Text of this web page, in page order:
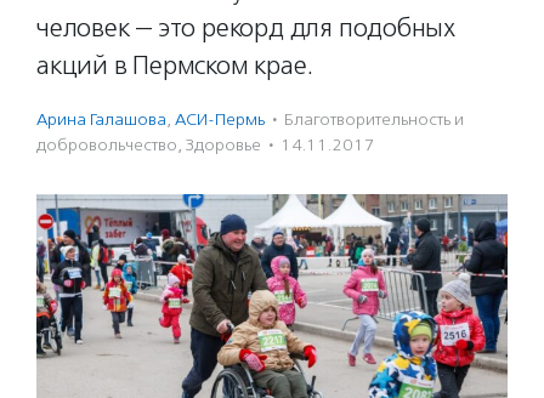
человек — это рекорд для подобных
акций в Пермском крае.
Арина Галашова, АСИ-Пермь · Благотвори­тель­ность и
доброволь­чест­во, Здоровье · 14.11.2017